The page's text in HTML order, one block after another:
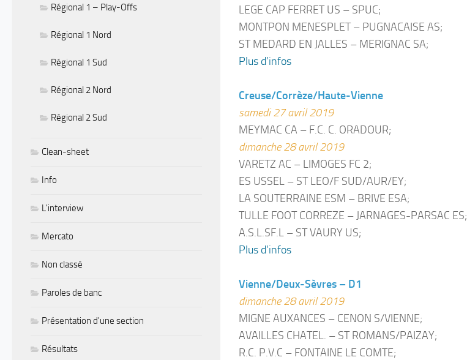
LEGE CAP FERRET US – SPUC;
MONTPON MENESPLET – PUGNACAISE AS;
ST MEDARD EN JALLES – MERIGNAC SA;
Plus d’infos
Creuse/Corrèze/Haute-Vienne
samedi 27 avril 2019
MEYMAC CA – F.C. C. ORADOUR;
dimanche 28 avril 2019
VARETZ AC – LIMOGES FC 2;
ES USSEL – ST LEO/F SUD/AUR/EY;
LA SOUTERRAINE ESM – BRIVE ESA;
TULLE FOOT CORREZE – JARNAGES-PARSAC ES;
A.S.L.SF.L – ST VAURY US;
Plus d’infos
Vienne/Deux-Sèvres – D1
dimanche 28 avril 2019
MIGNE AUXANCES – CENON S/VIENNE;
AVAILLES CHATEL. – ST ROMANS/PAIZAY;
R.C. P.V.C – FONTAINE LE COMTE;
Régional 1 – Play-Offs
Régional 1 Nord
Régional 1 Sud
Régional 2 Nord
Régional 2 Sud
Clean-sheet
Info
L'interview
Mercato
Non classé
Paroles de banc
Présentation d'une section
Résultats